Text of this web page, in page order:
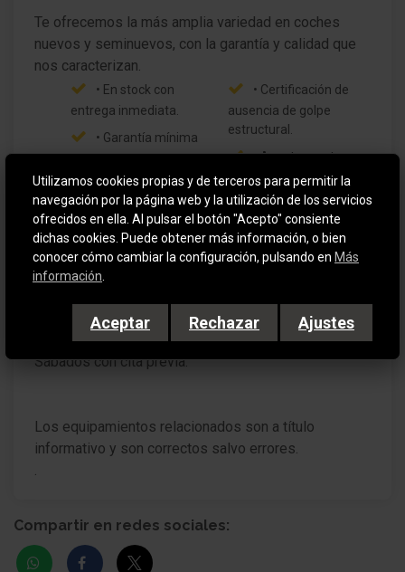
Te ofrecemos la más amplia variedad en coches
nuevos y seminuevos, con la garantía y calidad que
• En stock con
entrega inmediata.
• Garantía mínima
12 meses.
• Certificación de
Kilómetros.
• Historial de
Mantenimientos.
• Certificación de
ausencia de golpe
estructural.
• Aceptamos tu
coche como parte de
pago bajo previa
tasación.
Horario: De Lunes a Viernes de 9:30 a 14:00 y de
16:00 a 19:30
Sábados con cita previa.
Los equipamientos relacionados son a título
informativo y son correctos salvo errores.
.
Compartir en redes sociales:
Utilizamos cookies propias y de terceros para permitir la
navegación por la página web y la utilización de los servicios
ofrecidos en ella. Al pulsar el botón "Acepto" consiente
dichas cookies. Puede obtener más información, o bien
conocer cómo cambiar la configuración, pulsando en Más
información
Aceptar Rechazar Ajustes